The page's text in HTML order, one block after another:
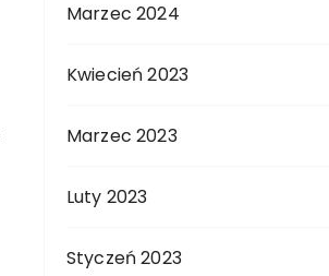
Marzec 2024
Kwiecień 2023
Marzec 2023
Luty 2023
Styczeń 2023